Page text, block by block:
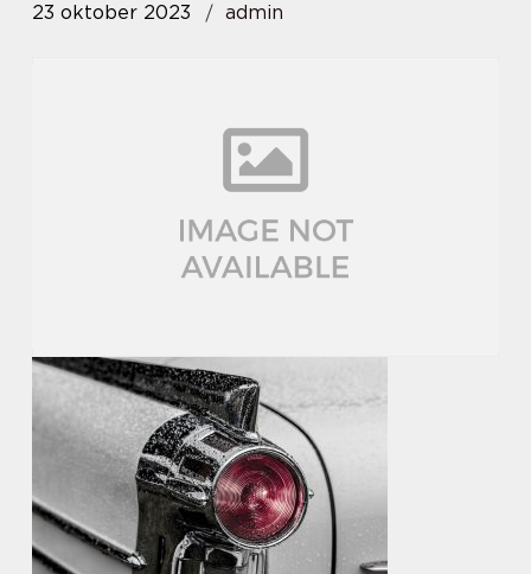
23 oktober 2023 admin